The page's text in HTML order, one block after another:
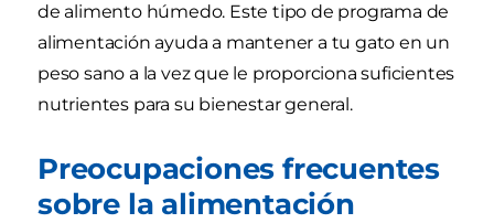
de alimento húmedo. Este tipo de programa de
alimentación ayuda a mantener a tu gato en un
peso sano a la vez que le proporciona suficientes
nutrientes para su bienestar general.
Preocupaciones frecuentes
sobre la alimentación